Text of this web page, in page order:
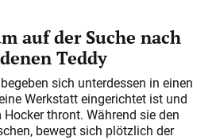
auf der Suche nach
Teddy
sich unterdessen in einen
Werkstatt eingerichtet ist und
thront. Während sie den
bewegt sich plötzlich der